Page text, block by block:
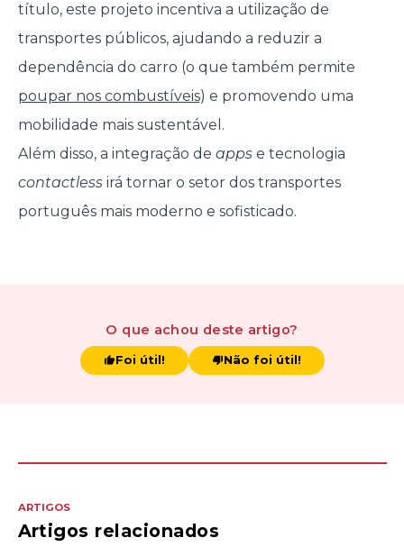
título, este projeto incentiva a utilização de
transportes públicos, ajudando a reduzir a
dependência do carro (o que também permite
poupar nos combustíveis) e promovendo uma
mobilidade mais sustentável.
Além disso, a integração de appse tecnologia
contactlessirá tornar o setor dos transportes
português mais moderno e sofisticado.
O que achou deste artigo?
Foi útil! Não foi útil!
ARTIGOS
Artigos relacionados